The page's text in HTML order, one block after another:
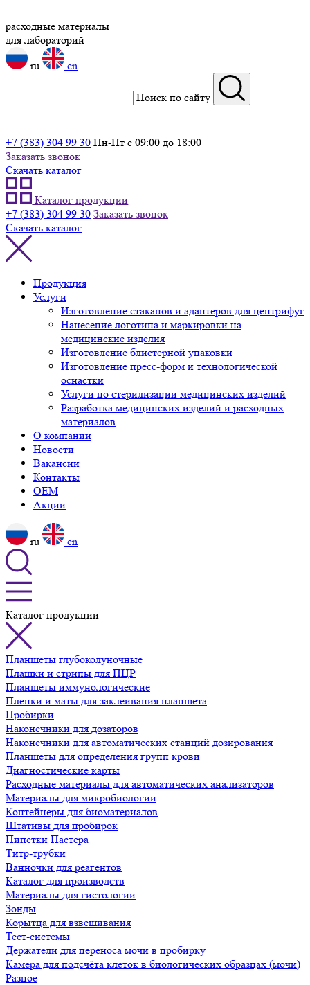
расходные материалы
для лабораторий
ru
en
Поиск по сайту
+7 (383) 304 99 30 Пн-Пт с 09:00 до 18:00
Заказать звонок
Скачать каталог
Каталог продукции
+7 (383) 304 99 30 Заказать звонок
Скачать каталог
Продукция
Услуги
Изготовление стаканов и адаптеров для центрифуг
Нанесение логотипа и маркировки на
медицинские изделия
Изготовление блистерной упаковки
Изготовление пресс-форм и технологической
оснастки
Услуги по стерилизации медицинских изделий
Разработка медицинских изделий и расходных
материалов
О компании
Новости
Вакансии
Контакты
OEM
Акции
ru en
Каталог продукции
Планшеты глубоколуночные
Плашки и стрипы для ПЦР
Планшеты иммунологические
Пленки и маты для заклеивания планшета
Пробирки
Наконечники для дозаторов
Наконечники для автоматических станций дозирования
Планшеты для определения групп крови
Диагностические карты
Расходные материалы для автоматических анализаторов
Материалы для микробиологии
Контейнеры для биоматериалов
Штативы для пробирок
Пипетки Пастера
Титр-трубки
Ванночки для реагентов
Каталог для производств
Материалы для гистологии
Зонды
Корытца для взвешивания
Тест-системы
Держатели для переноса мочи в пробирку
Камера для подсчёта клеток в биологических образцах (мочи)
Разное